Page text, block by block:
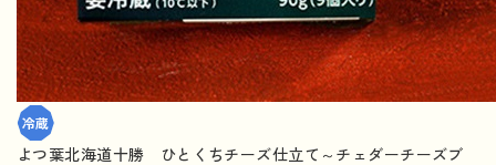
よつ葉北海道十勝 ひとくちチーズ仕立て～チェダーチーズブ